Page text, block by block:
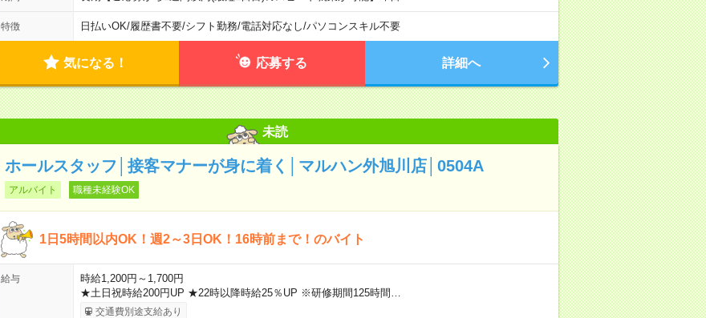
特徴 日払いOK/履歴書不要/シフト勤務/電話対応なし/パソコンスキル不要
気になる！ 応募する 詳細へ
未読
ホールスタッフ│接客マナーが身に着く│マルハン外旭川店│0504A
アルバイト 職種未経験OK
1日5時間以内OK！週2～3日OK！16時前まで！のバイト
給与
時給1,200円～1,700円
★土日祝時給200円UP ★22時以降時給25％UP ※研修期間125時間…
交通費別途支給あり